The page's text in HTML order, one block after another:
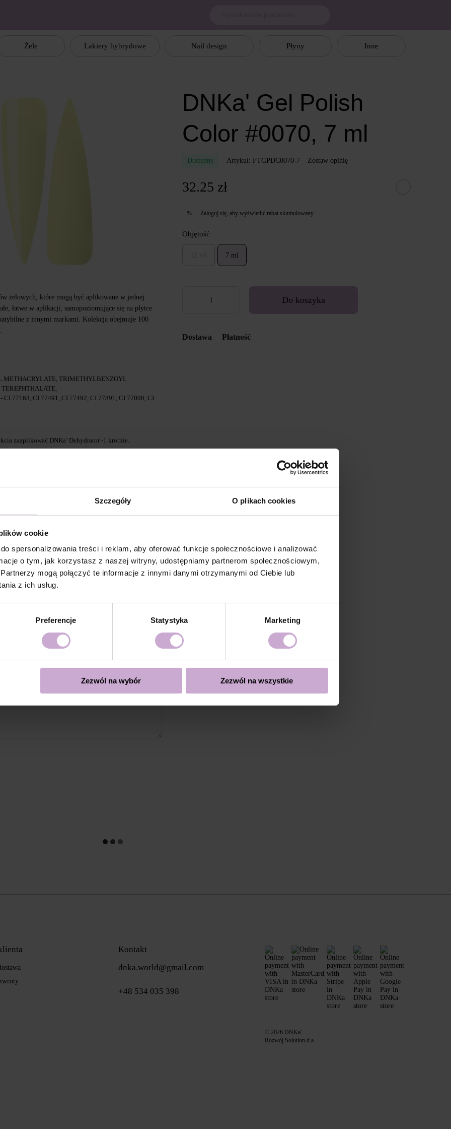
Szczegóły O plikach cookies
cookie
spersonalizowania treści i reklam, aby oferować funkcje społecznościowe i analizować
o tym, jak korzystasz z naszej witryny, udostępniamy partnerom społecznościowym,
mogą połączyć te informacje z innymi danymi otrzymanymi od Ciebie lub
z ich usług.
Preferencje Statystyka Marketing
Zezwól na wybór Zezwól na wszystkie
Żele Lakiery hybrydowe Nail design Płyny Inne
żelowych, które mogą być aplikowane w jednej
łatwe w aplikacji, samopoziomujące się na płytce
z innymi markami. Kolekcja obejmuje 100
METHACRYLATE, TRIMETHYLBENZOYL
77163, CI 77491, CI 77492, CI 77891, CI 77000, CI
zaaplikować DNKa’ Dehydrator -1 krotnie.
dodatkowej przyczepności.
Base i utwardzić w lampie LED 48W/36 W przez
i utwardzić w lampie LED 48W/36W przez 60/120
powłoki, zaleca się aplikacja drugiej warstwy z
LED 48W/36w przez 120 sekund dla doskonałego
lub poprzez piłowanie.
DNKa' Gel Polish
Color #0070, 7 ml
Dostępny Artykuł: FTGPDC0070-7 Zostaw opinię
32.25 zł
% Zaloguj się , aby wyświetlić rabat skumulowany
Objętość
7 ml
Do koszyka
Dostawa Płatność
Kontakt
dnka.world@gmail.com
+48 534 035 398
© 2026 DNKa’
Rozwój Solution d.a.